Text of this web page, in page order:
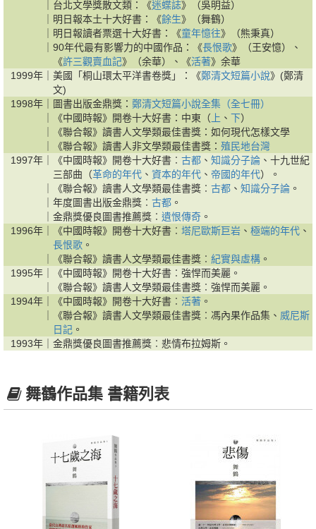
台北文學獎散文類：《迷蝶誌》（吳明益）
明日報本土十大好書：《餘生》（舞鶴）
明日報讀者票選十大好書：《童年憶往》（熊秉真）
90年代最有影響力的中國作品：《長恨歌》（王安憶）、
《許三觀賣血記》（余華）、《活著》余華
1999年｜ 美國「桐山環太平洋書卷獎」：《鄭清文短篇小說》(鄭清
文)
1998年｜
圖書出版金鼎獎： 鄭清文短篇小說全集（全七冊）
《中國時報》開卷十大好書：中東（ 上 、 下）
《聯合報》讀書人文學類最佳書獎：如何現代怎樣文學
《聯合報》讀書人非文學類最佳書獎： 殖民地台灣
1997年｜
《中國時報》開卷十大好書︰ 古都 、 知識分子論 、十九世紀
三部曲（革命的年代 、 資本的年代 、 帝國的年代）。
《聯合報》讀書人文學類最佳書獎︰ 古都 、 知識分子論 。
年度圖書出版金鼎獎︰ 古都 。
金鼎獎優良圖書推薦獎︰ 遺恨傳奇 。
1996年｜
《中國時報》開卷十大好書︰ 塔尼歐斯巨岩 、 極端的年代 、
長恨歌 。
《聯合報》讀書人文學類最佳書獎︰ 紀實與虛構 。
1995年｜
《中國時報》開卷十大好書︰強悍而美麗。
《聯合報》讀書人文學類最佳書獎︰強悍而美麗。
1994年｜
《中國時報》開卷十大好書︰ 活著 。
《聯合報》讀書人文學類最佳書獎︰馮內果作品集、 威尼斯
日記 。
1993年｜ 金鼎獎優良圖書推薦獎︰悲情布拉姆斯。
舞鶴作品集 書籍列表